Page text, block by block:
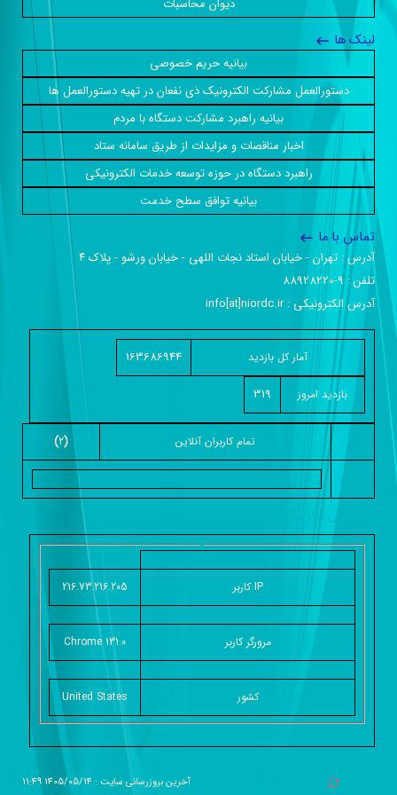
دیوان محاسبات
لینک ها
بیانیه حریم خصوصی
دستورالعمل مشارکت الکترونیک ذی نفعان در تهیه دستورالعمل ها
بیانیه راهبرد مشارکت دستگاه با مردم
اخبار مناقصات و مزایدات از طریق سامانه ستاد
راهبرد دستگاه در حوزه توسعه خدمات الکترونیکی
بیانیه توافق سطح خدمت
تماس با ما
آدرس :‌ تهران - خیابان استاد نجات اللهی - خیابان ورشو - پلاک ۴
تلفن :‌ 9-88928220
آدرس الکترونیکی :‌ info[at]niordc.ir
آمار کل بازدید 163686944
بازديد امروز 319
تمام کاربران آنلاين (
2
)
گزارش آمار سایت - خلاصه
IP کاربر 216.73.216.205
مرورگر کاربر Chrome 131.0
کشور United States
آخرین بروزرسانی سایت : 1405/05/14 11:49